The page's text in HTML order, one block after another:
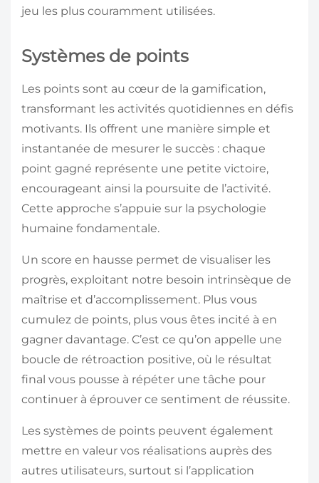
jeu les plus couramment utilisées.
Systèmes de points
Les points sont au cœur de la gamification,
transformant les activités quotidiennes en défis
motivants. Ils offrent une manière simple et
instantanée de mesurer le succès : chaque
point gagné représente une petite victoire,
encourageant ainsi la poursuite de l’activité.
Cette approche s’appuie sur la psychologie
humaine fondamentale.
Un score en hausse permet de visualiser les
progrès, exploitant notre besoin intrinsèque de
maîtrise et d’accomplissement. Plus vous
cumulez de points, plus vous êtes incité à en
gagner davantage. C’est ce qu’on appelle une
boucle de rétroaction positive, où le résultat
final vous pousse à répéter une tâche pour
continuer à éprouver ce sentiment de réussite.
Les systèmes de points peuvent également
mettre en valeur vos réalisations auprès des
autres utilisateurs, surtout si l’application